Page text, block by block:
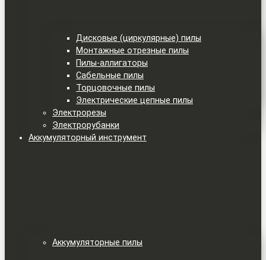
Дисковые (циркулярные) пилы
Монтажные отрезные пилы
Пилы-аллигаторы
Сабельные пилы
Торцовочные пилы
Электрические цепные пилы
Электрорезы
Электрорубанки
Аккумуляторный инструмент
Аккумуляторные пилы